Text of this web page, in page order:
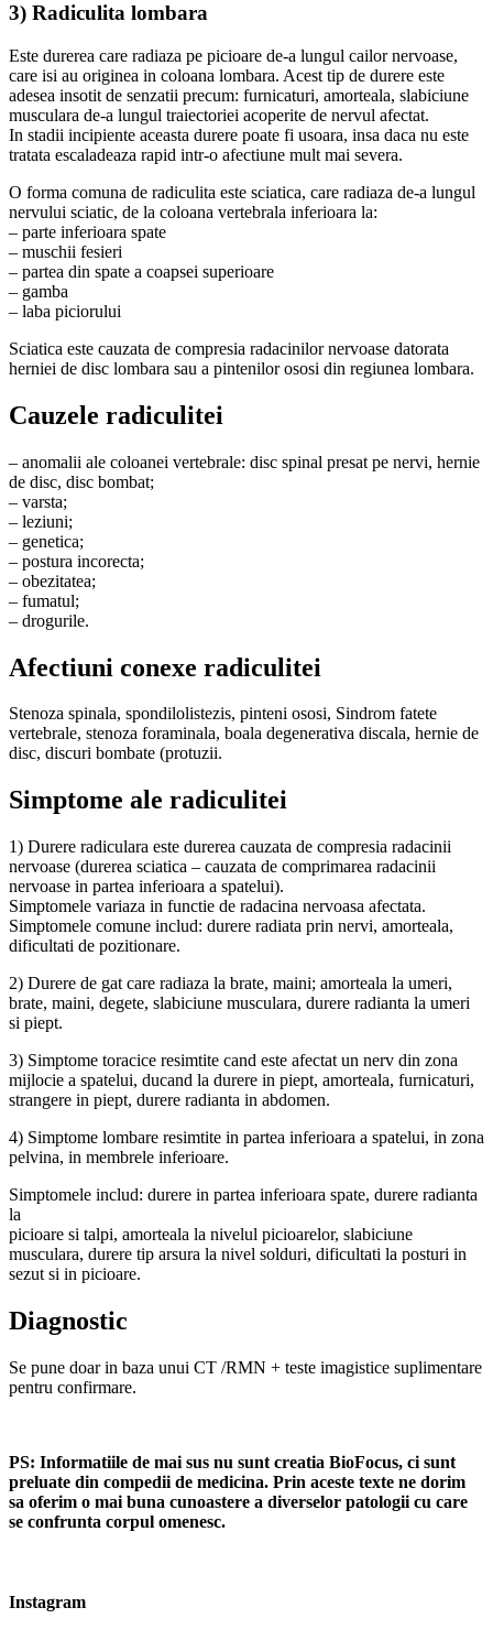
3) Radiculita lombara
Este durerea care radiaza pe picioare de-a lungul cailor nervoase,
care isi au originea in coloana lombara. Acest tip de durere este
adesea insotit de senzatii precum: furnicaturi, amorteala, slabiciune
musculara de-a lungul traiectoriei acoperite de nervul afectat.
In stadii incipiente aceasta durere poate fi usoara, insa daca nu este
tratata escaladeaza rapid intr-o afectiune mult mai severa.
O forma comuna de radiculita este sciatica, care radiaza de-a lungul
nervului sciatic, de la coloana vertebrala inferioara la:
– parte inferioara spate
– muschii fesieri
– partea din spate a coapsei superioare
– gamba
– laba piciorului
Sciatica este cauzata de compresia radacinilor nervoase datorata
herniei de disc lombara sau a pintenilor ososi din regiunea lombara.
Cauzele radiculitei
– anomalii ale coloanei vertebrale: disc spinal presat pe nervi, hernie
de disc, disc bombat;
– varsta;
– leziuni;
– genetica;
– postura incorecta;
– obezitatea;
– fumatul;
– drogurile.
Afectiuni conexe radiculitei
Stenoza spinala, spondilolistezis, pinteni ososi, Sindrom fatete
vertebrale, stenoza foraminala, boala degenerativa discala, hernie de
disc, discuri bombate (protuzii.
Simptome ale radiculitei
1) Durere radiculara este durerea cauzata de compresia radacinii
nervoase (durerea sciatica – cauzata de comprimarea radacinii
nervoase in partea inferioara a spatelui).
Simptomele variaza in functie de radacina nervoasa afectata.
Simptomele comune includ: durere radiata prin nervi, amorteala,
dificultati de pozitionare.
2) Durere de gat care radiaza la brate, maini; amorteala la umeri,
brate, maini, degete, slabiciune musculara, durere radianta la umeri
si piept.
3) Simptome toracice resimtite cand este afectat un nerv din zona
mijlocie a spatelui, ducand la durere in piept, amorteala, furnicaturi,
strangere in piept, durere radianta in abdomen.
4) Simptome lombare resimtite in partea inferioara a spatelui, in zona
pelvina, in membrele inferioare.
Simptomele includ: durere in partea inferioara spate, durere radianta
la
picioare si talpi, amorteala la nivelul picioarelor, slabiciune
musculara, durere tip arsura la nivel solduri, dificultati la posturi in
sezut si in picioare.
Diagnostic
Se pune doar in baza unui CT /RMN + teste imagistice suplimentare
pentru confirmare.
PS: Informatiile de mai sus nu sunt creatia BioFocus, ci sunt
preluate din compedii de medicina. Prin aceste texte ne dorim
sa oferim o mai buna cunoastere a diverselor patologii cu care
se confrunta corpul omenesc.
Instagram